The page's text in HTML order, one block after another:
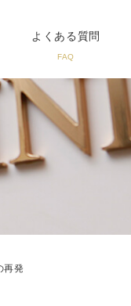
よくある質問
FAQ
再発